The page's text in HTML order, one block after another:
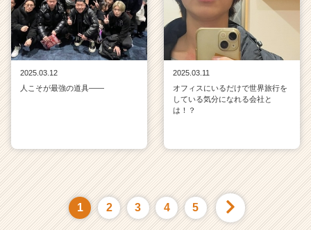
2025.03.12
人こそが最強の道具——
2025.03.11
オフィスにいるだけで世界旅行を
している気分になれる会社と
は！？
1 2 3 4 5